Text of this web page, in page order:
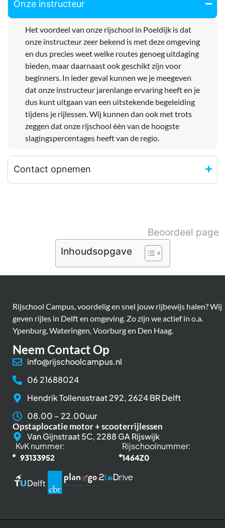
Onze instructeur
Het voordeel van onze rijschool in Poeldijk is dat
onze instructeur zeer bekend is met deze omgeving
en dus precies weet welke routes genoeg uitdaging
bieden, maar daarnaast ook geschikt zijn voor
beginners. In ieder geval kunnen we je meegeven
dat onze instructeur jarenlange ervaring heeft en je
dus kunt uitgaan van een uitstekende begeleiding
tijdens je rijlessen. Wij kunnen dan ook met trots
zeggen dat onze rijschool één van de hoogste
slagingspercentages heeft van de regio.
Contact opnemen
Beoordeel page
Inhoudsopgave
Rijschool Campus, voordelig en snel jouw rijbewijs halen? Wij
geven rijles in Delft en omgeving. Zo zijn we actief in o.a.
Ypenburg, Wateringen, Voorburg en Den Haag.
Neem Contact Op
info@rijschoolcampus.nl
06 21688024
Hendrik Tollensstraat 292, 2624 BR Delft
08.00 – 22.00uur
Opstaplocatie motor + scooterrijlessen
Van Gijnstraat 5C, 2288 GA Rijswijk
KvK nummer:
93133952
Rijschoolnummer:
1464Z0